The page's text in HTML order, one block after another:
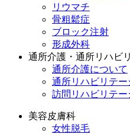
リウマチ
骨粗鬆症
ブロック注射
形成外科
通所介護・通所リハビ
通所介護について
通所リハビリテー
訪問リハビリテー
美容皮膚科
女性脱毛